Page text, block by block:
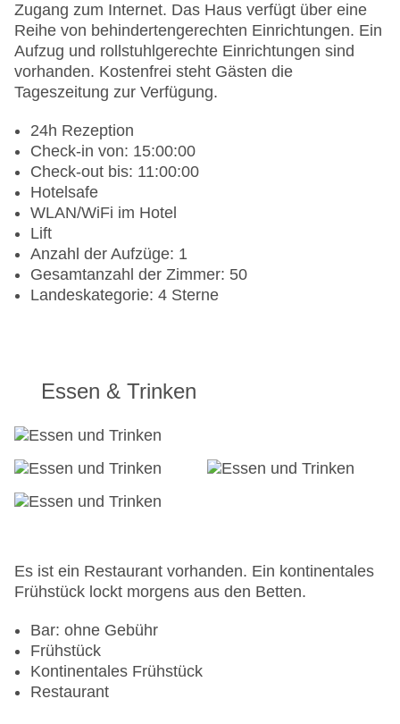
Zugang zum Internet. Das Haus verfügt über eine
Reihe von behindertengerechten Einrichtungen. Ein
Aufzug und rollstuhlgerechte Einrichtungen sind
vorhanden. Kostenfrei steht Gästen die
Tageszeitung zur Verfügung.
24h Rezeption
Check-in von: 15:00:00
Check-out bis: 11:00:00
Hotelsafe
WLAN/WiFi im Hotel
Lift
Anzahl der Aufzüge: 1
Gesamtanzahl der Zimmer: 50
Landeskategorie: 4 Sterne
Essen & Trinken
Es ist ein Restaurant vorhanden. Ein kontinentales
Frühstück lockt morgens aus den Betten.
Bar: ohne Gebühr
Frühstück
Kontinentales Frühstück
Restaurant